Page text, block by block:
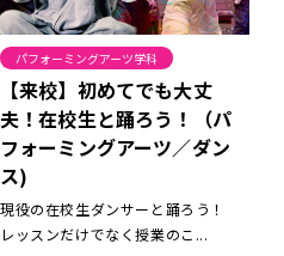
パフォーミングアーツ学科
【来校】初めてでも大丈
夫！在校生と踊ろう！（パ
フォーミングアーツ／ダン
ス)
現役の在校生ダンサーと踊ろう！
レッスンだけでなく授業のこ...